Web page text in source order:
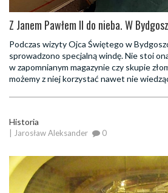
Z Janem Pawłem II do nieba. W
Podczas wizyty Ojca Świętego w
sprowadzono specjalną windę. Nie stoi
w zapomnianym magazynie czy skupie
możemy z niej korzystać nawet nie
Historia
| Jarosław Aleksander 0